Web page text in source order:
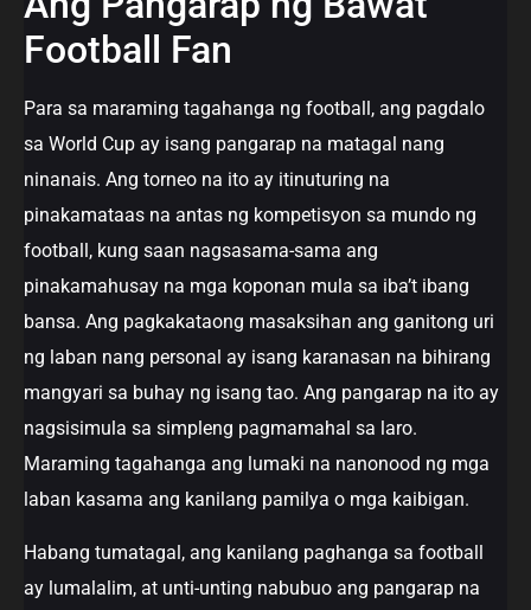
Football Fan
Para sa maraming tagahanga ng football, ang pagdalo
sa World Cup ay isang pangarap na matagal nang
ninanais. Ang torneo na ito ay itinuturing na
pinakamataas na antas ng kompetisyon sa mundo ng
football, kung saan nagsasama-sama ang
pinakamahusay na mga koponan mula sa iba’t ibang
bansa. Ang pagkakataong masaksihan ang ganitong uri
ng laban nang personal ay isang karanasan na bihirang
mangyari sa buhay ng isang tao. Ang pangarap na ito ay
nagsisimula sa simpleng pagmamahal sa laro.
Maraming tagahanga ang lumaki na nanonood ng mga
laban kasama ang kanilang pamilya o mga kaibigan.
Habang tumatagal, ang kanilang paghanga sa football
ay lumalalim, at unti-unting nabubuo ang pangarap na